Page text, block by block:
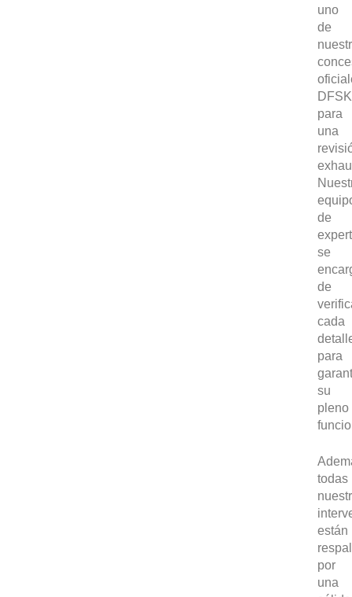
uno
de
DFSK
para
una
de
se
de
cada
para
su
pleno
todas
están
por
una